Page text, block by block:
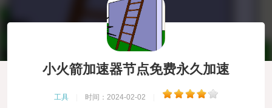
小火箭加速器节点免费永久加速
工具 时间：2024-02-02